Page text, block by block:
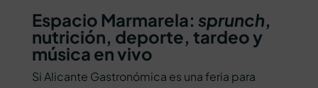
Espacio Marmarela: sprunch,
nutrición, deporte, tardeo y
música en vivo
Si Alicante Gastronómica es una feria para